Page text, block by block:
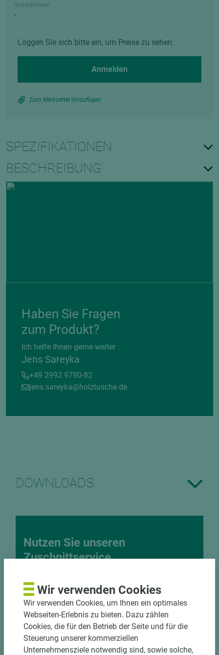
Quadratmeter
Loggen Sie sich bitte ein, um Preise zu sehen.
Anmelden
Zum Merkzettel hinzufügen
SPEZIFIKATIONEN
BESCHREIBUNG
Haben Sie Fragen
zum Produkt?
Ich helfe Ihnen gerne weiter
Jens Sareyka
+49 2992 9790-82
jens.sareyka@holztusche.de
DOWNLOADS
Nutzen Sie unseren
Zuschnittservice
und winkelgenau
Hohe und präzise Leistung durch
halbautomatische Beschickung
Einzelteiletikettierung auf Wunsch möglich
Materialschonende und kundengerechte
Verpackung der Fixmaße
Wir verwenden Cookies
Wir verwenden Cookies, um Ihnen ein optimales
Webseiten-Erlebnis zu bieten. Dazu zählen
Cookies, die für den Betrieb der Seite und für die
Steuerung unserer kommerziellen
Unternehmensziele notwendig sind, sowie solche,